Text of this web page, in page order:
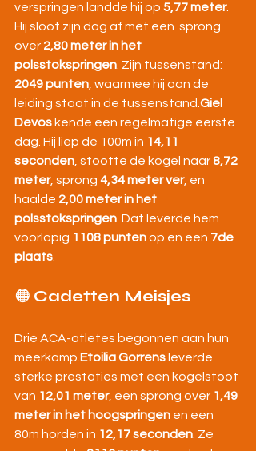
verspringen landde hij op 5,77 meter.
Hij sloot zijn dag af met een  sprong
over 2,80 meter in het
polsstokspringen . Zijn tussenstand:
2049 punten , waarmee hij aan de
leiding staat in de tussenstand. Giel
Devos kende een regelmatige eerste
dag. Hij liep de 100m in 14,11
seconden , stootte de kogel naar 8,72
meter, sprong 4,34 meter ver, en
haalde 2,00 meter in het
polsstokspringen . Dat leverde hem
voorlopig 1108 punten op en een 7de
plaats
🟠 Cadetten Meisjes
Drie ACA-atletes begonnen aan hun
meerkamp. Etoilia Gorrens leverde
sterke prestaties met een kogelstoot
van 12,01 meter, een sprong over 1,49
meter in het hoogspringen en een
80m horden in 12,17 seconden . Ze